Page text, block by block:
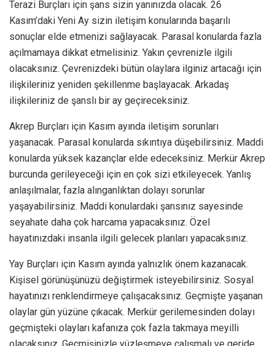
Terazi Burçları için şans sizin yanınızda olacak. 26
Kasım’daki Yeni Ay sizin iletişim konularında başarılı
sonuçlar elde etmenizi sağlayacak. Parasal konularda fazla
açılmamaya dikkat etmelisiniz. Yakın çevrenizle ilgili
olacaksınız. Çevrenizdeki bütün olaylara ilginiz artacağı için
ilişkileriniz yeniden şekillenme başlayacak. Arkadaş
ilişkileriniz de şanslı bir ay geçireceksiniz.
Akrep Burçları için Kasım ayında iletişim sorunları
yaşanacak. Parasal konularda sıkıntıya düşebilirsiniz. Maddi
konularda yüksek kazançlar elde edeceksiniz. Merkür Akrep
burcunda gerileyeceği için en çok sizi etkileyecek. Yanlış
anlaşılmalar, fazla alınganlıktan dolayı sorunlar
yaşayabilirsiniz. Maddi konulardaki şansınız sayesinde
seyahate daha çok harcama yapacaksınız. Özel
hayatınızdaki insanla ilgili gelecek planları yapacaksınız.
Yay Burçları için Kasım ayında yalnızlık önem kazanacak.
Kişisel görünüşünüzü değiştirmek isteyebilirsiniz. Sosyal
hayatınızı renklendirmeye çalışacaksınız. Geçmişte yaşanan
olaylar gün yüzüne çıkacak. Merkür gerilemesinden dolayı
geçmişteki olayları kafanıza çok fazla takmaya meyilli